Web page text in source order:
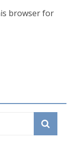
browser for